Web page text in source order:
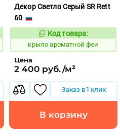
Декор Светло Серый SR Rett
60
828488
Код товара:
крыло ароматной феи
Цена
2 400 руб./м²
Заказ в 1 клик
В корзину